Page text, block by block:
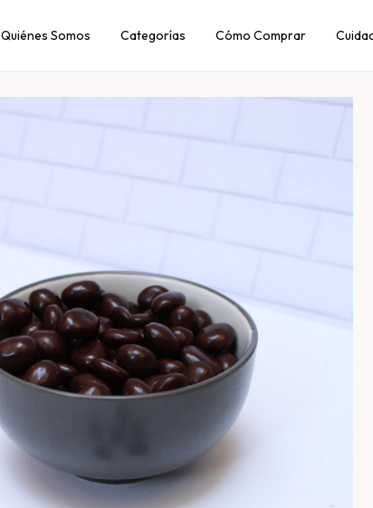
Quiénes Somos Categorías Cómo Comprar